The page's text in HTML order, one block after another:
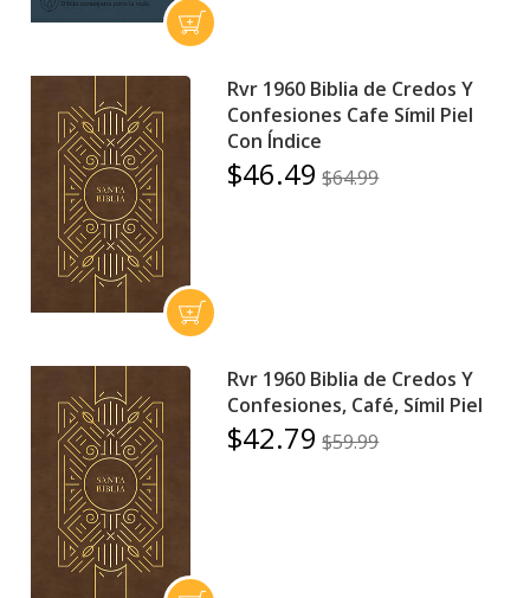
Rvr 1960 Biblia de Credos Y
Confesiones Cafe Símil Piel
Con Índice
$46.49 $64.99
Rvr 1960 Biblia de Credos Y
Confesiones, Café, Símil Piel
$42.79 $59.99